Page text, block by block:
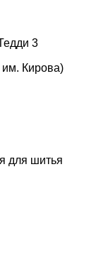
3
Кирова)
для шитья